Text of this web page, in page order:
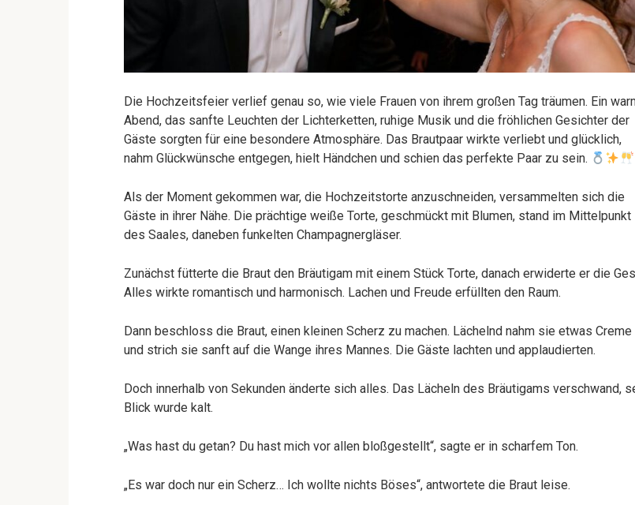
Die Hochzeitsfeier verlief genau so, wie viele Frauen von ihrem großen Tag träumen. Ein
Abend, das sanfte Leuchten der Lichterketten, ruhige Musik und die fröhlichen Gesichter der
Gäste sorgten für eine besondere Atmosphäre. Das Brautpaar wirkte verliebt und glücklich,
nahm Glückwünsche entgegen, hielt Händchen und schien das perfekte Paar zu sein.
Als der Moment gekommen war, die Hochzeitstorte anzuschneiden, versammelten sich die
Gäste in ihrer Nähe. Die prächtige weiße Torte, geschmückt mit Blumen, stand im Mittelpunkt
des Saales, daneben funkelten Champagnergläser.
Zunächst fütterte die Braut den Bräutigam mit einem Stück Torte, danach erwiderte er die
Alles wirkte romantisch und harmonisch. Lachen und Freude erfüllten den Raum.
Dann beschloss die Braut, einen kleinen Scherz zu machen. Lächelnd nahm sie etwas Creme
und strich sie sanft auf die Wange ihres Mannes. Die Gäste lachten und applaudierten.
Doch innerhalb von Sekunden änderte sich alles. Das Lächeln des Bräutigams verschwand,
Blick wurde kalt.
„Was hast du getan? Du hast mich vor allen bloßgestellt“, sagte er in scharfem Ton.
„Es war doch nur ein Scherz… Ich wollte nichts Böses“, antwortete die Braut leise.